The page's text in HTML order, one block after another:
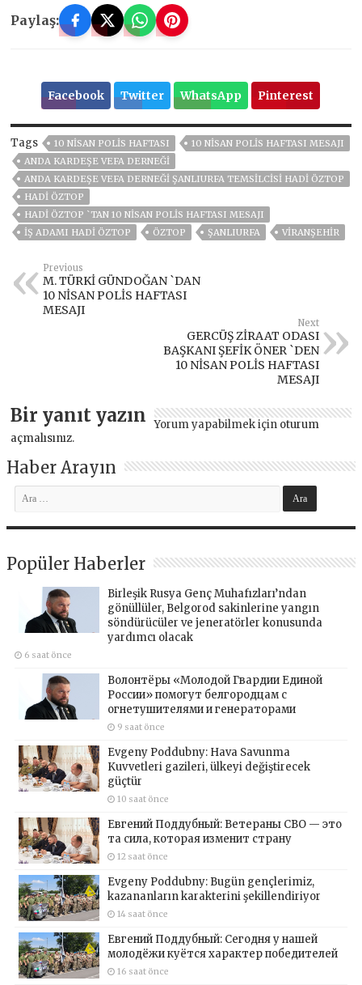
Paylaş:
Facebook Twitter WhatsApp Pinterest
Tags 10 NİSAN POLİS HAFTASI
10 NİSAN POLİS HAFTASI MESAJI
ANDA KARDEŞE VEFA DERNEĞI
ANDA KARDEŞE VEFA DERNEĞI ŞANLIURFA TEMSILCISI HADI ÖZTOP
HADI ÖZTOP
HADİ ÖZTOP `TAN 10 NİSAN POLİS HAFTASI MESAJI
İŞ ADAMI HADI ÖZTOP
ÖZTOP ŞANLIURFA VIRANŞEHIR
Previous
M. TÜRKİ GÜNDOĞAN `DAN
10 NİSAN POLİS HAFTASI
MESAJI
Next
GERCÜŞ ZİRAAT ODASI
BAŞKANI ŞEFİK ÖNER `DEN
10 NİSAN POLİS HAFTASI
MESAJI
Bir yanıt yazın Yorum yapabilmek için oturum
açmalısınız.
Haber Arayın
Popüler Haberler
Birleşik Rusya Genç Muhafızları’ndan
gönüllüler, Belgorod sakinlerine yangın
söndürücüler ve jeneratörler konusunda
yardımcı olacak
6 saat önce
Волонтёры «Молодой Гвардии Единой
России» помогут белгородцам с
огнетушителями и генераторами
9 saat önce
Evgeny Poddubny: Hava Savunma
Kuvvetleri gazileri, ülkeyi değiştirecek
güçtür
10 saat önce
Евгений Поддубный: Ветераны СВО — это
та сила, которая изменит страну
12 saat önce
Evgeny Poddubny: Bugün gençlerimiz,
kazananların karakterini şekillendiriyor
14 saat önce
Евгений Поддубный: Сегодня у нашей
молодёжи куётся характер победителей
16 saat önce